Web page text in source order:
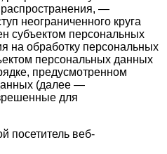
—
неограниченного круга
субъектом персональных
на обработку персональных
персональных данных
предусмотренном
(далее —
для
посетитель веб-